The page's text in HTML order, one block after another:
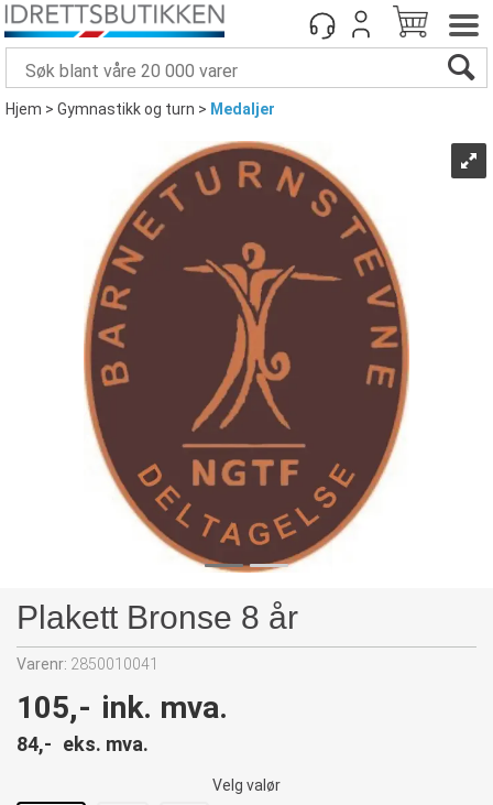
Hjem>Gymnastikk og turn> Medaljer
Plakett Bronse 8 år
Varenr: 2850010041
105,- ink. mva.
84,- eks. mva.
Velg valør